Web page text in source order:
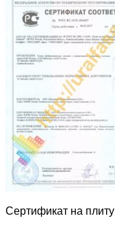
Сертификат на плиту